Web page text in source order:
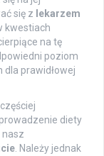
się z lekarzem
kwestiach
na tę
poziom
dla prawidłowej
diety
nasz
. Należy jednak